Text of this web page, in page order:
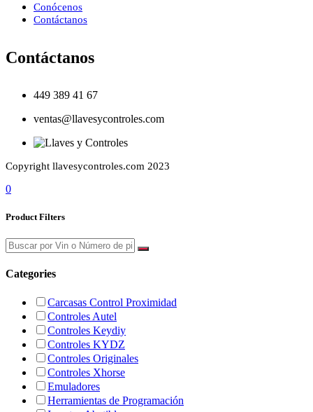
Conócenos
Contáctanos
Contáctanos
449 389 41 67
ventas@llavesycontroles.com
Copyright llavesycontroles.com 2023
0
Product Filters
Categories
Carcasas Control Proximidad
Controles Autel
Controles Keydiy
Controles KYDZ
Controles Originales
Controles Xhorse
Emuladores
Herramientas de Programación